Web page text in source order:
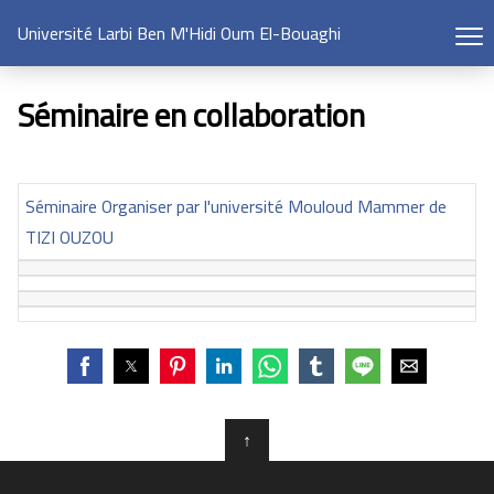
Université Larbi Ben M'Hidi Oum El-Bouaghi
Séminaire en collaboration
Séminaire Organiser par l'université Mouloud Mammer de
TIZI OUZOU
↑